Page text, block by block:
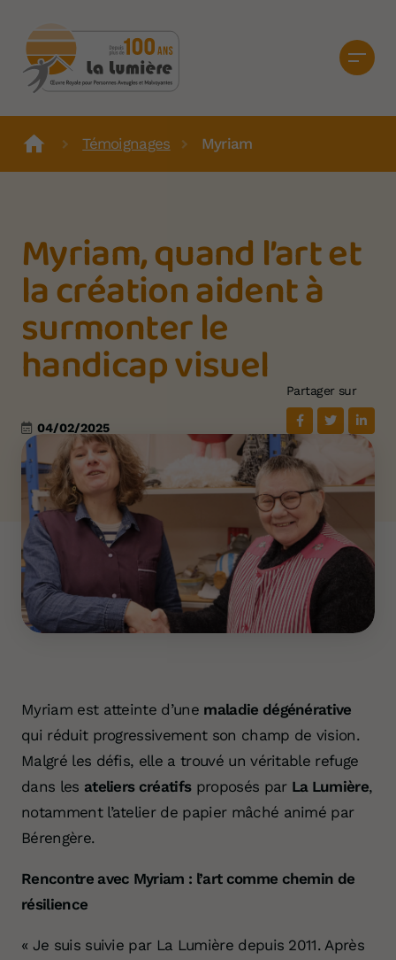
Témoignages Myriam
Myriam, quand l’art et
la création aident à
surmonter le
handicap visuel
04/02/2025
Partager sur
Myriam est atteinte d’une maladie dégénérative
qui réduit progressivement son champ de vision.
Malgré les défis, elle a trouvé un véritable refuge
dans les ateliers créatifsproposés par La Lumière,
notamment l’atelier de papier mâché animé par
Bérengère.
Rencontre avec Myriam : l’art comme chemin de
résilience
« Je suis suivie par La Lumière depuis 2011. Après